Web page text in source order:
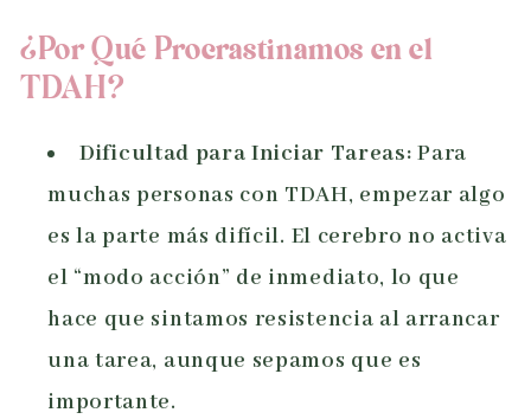
¿Por Qué Procrastinamos en el
TDAH?
Dificultad para Iniciar Tareas: Para
muchas personas con TDAH, empezar algo
es la parte más difícil. El cerebro no activa
el “modo acción” de inmediato, lo que
hace que sintamos resistencia al arrancar
una tarea, aunque sepamos que es
importante.